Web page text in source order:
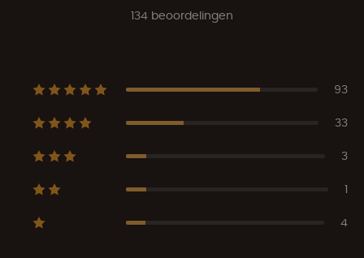
134 beoordelingen
93
33
3
1
4